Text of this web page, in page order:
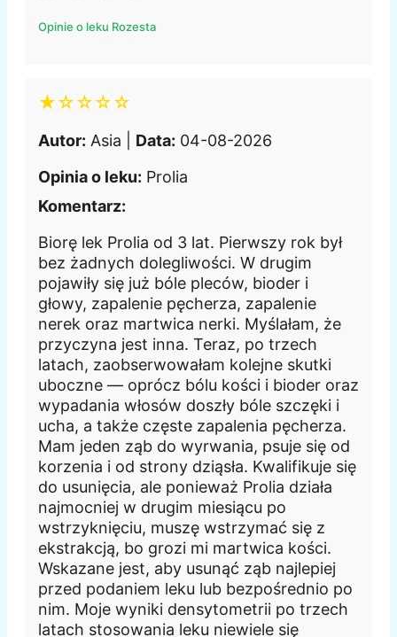
Opinie o leku Rozesta
★☆☆☆☆
Autor: Asia | Data: 04-08-2026
Opinia o leku: Prolia
Komentarz:
Biorę lek Prolia od 3 lat. Pierwszy rok był
bez żadnych dolegliwości. W drugim
pojawiły się już bóle pleców, bioder i
głowy, zapalenie pęcherza, zapalenie
nerek oraz martwica nerki. Myślałam, że
przyczyna jest inna. Teraz, po trzech
latach, zaobserwowałam kolejne skutki
uboczne — oprócz bólu kości i bioder oraz
wypadania włosów doszły bóle szczęki i
ucha, a także częste zapalenia pęcherza.
Mam jeden ząb do wyrwania, psuje się od
korzenia i od strony dziąsła. Kwalifikuje się
do usunięcia, ale ponieważ Prolia działa
najmocniej w drugim miesiącu po
wstrzyknięciu, muszę wstrzymać się z
ekstrakcją, bo grozi mi martwica kości.
Wskazane jest, aby usunąć ząb najlepiej
przed podaniem leku lub bezpośrednio po
nim. Moje wyniki densytometrii po trzech
latach stosowania leku niewiele się